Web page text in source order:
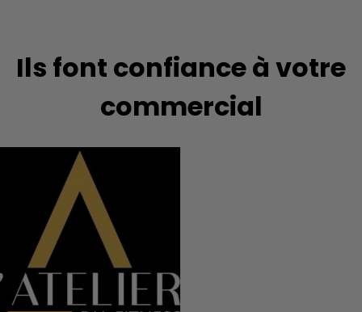
Ils font confiance à votre
commercial